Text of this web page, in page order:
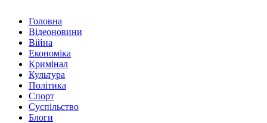
Головна
Відеоновини
Війна
Економіка
Кримінал
Культура
Політика
Спорт
Суспільство
Блоги